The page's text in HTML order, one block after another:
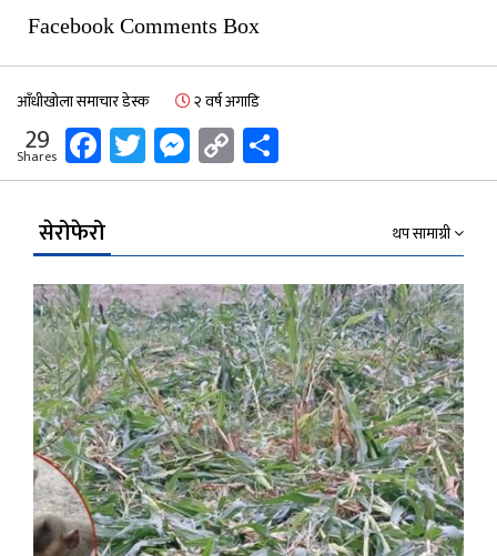
Facebook Comments Box
आँधीखोला समाचार डेस्क २ वर्ष अगाडि
29
Shares Facebook
Twitter
Messenger
Copy
Link
सेरोफेरो थप सामाग्री